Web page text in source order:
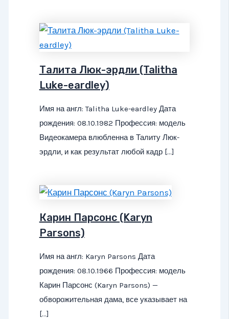
Талита Люк-эрдли (Talitha
Luke-eardley)
Имя на англ: Talitha Luke-eardley Дата
рождения: 08.10.1982 Профессия: модель
Видеокамера влюбленна в Талиту Люк-
эрдли, и как результат любой кадр […]
Карин Парсонс (Karyn
Parsons)
Имя на англ: Karyn Parsons Дата
рождения: 08.10.1966 Профессия: модель
Карин Парсонс (Karyn Parsons) —
обворожительная дама, все указывает на
[…]